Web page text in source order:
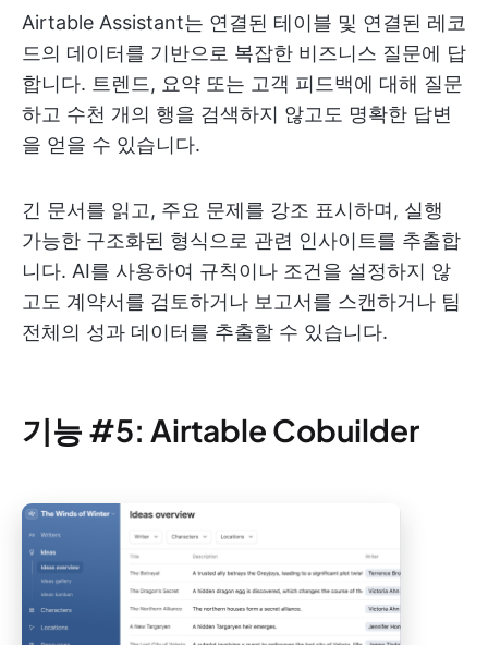
Airtable Assistant는 연결된 테이블 및 연결된 레코
드의 데이터를 기반으로 복잡한 비즈니스 질문에 답
합니다. 트렌드, 요약 또는 고객 피드백에 대해 질문
하고 수천 개의 행을 검색하지 않고도 명확한 답변
을 얻을 수 있습니다.
긴 문서를 읽고, 주요 문제를 강조 표시하며, 실행
가능한 구조화된 형식으로 관련 인사이트를 추출합
니다. AI를 사용하여 규칙이나 조건을 설정하지 않
고도 계약서를 검토하거나 보고서를 스캔하거나 팀
전체의 성과 데이터를 추출할 수 있습니다.
기능 #5: Airtable Cobuilder